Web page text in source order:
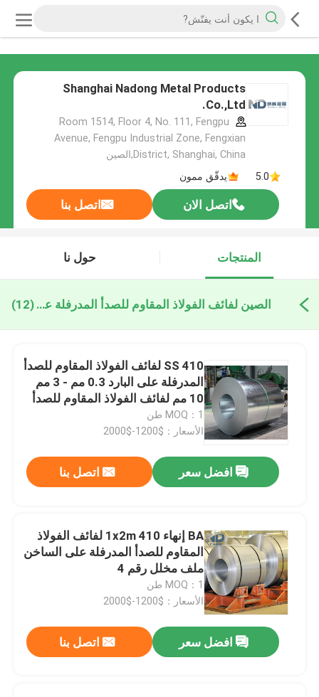
Shanghai Nadong Metal Products
Co.,Ltd.
Room 1514, Floor 4, No. 111, Fengpu
Avenue, Fengpu Industrial Zone, Fengxian
District, Shanghai, China,الصين
5.0
يدقّق ممون
اتصل الان اتصل بنا
المنتجات حول نا
الصين لفائف الفولاذ المقاوم للصدأ المدرفلة على البارد (12)
410 SS لفائف الفولاذ المقاوم للصدأ
المدرفلة على البارد 0.3 مم - 3 مم
10 مم لفائف الفولاذ المقاوم للصدأ
MOQ：1 طن
الأسعار：$1200-$2000
افضل سعر اتصل بنا
BA إنهاء 1x2m 410 لفائف الفولاذ
المقاوم للصدأ المدرفلة على الساخن
ملف مخلل رقم 4
MOQ：1 طن
الأسعار：$1200-$2000
افضل سعر اتصل بنا